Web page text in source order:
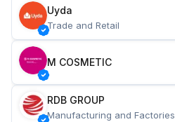
Uyda
Trade and Retail
M COSMETIC
RDB GROUP
Manufacturing and Factories